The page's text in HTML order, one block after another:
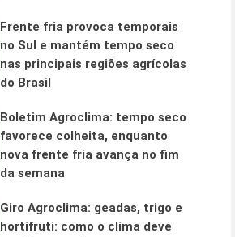
Frente fria provoca temporais
no Sul e mantém tempo seco
nas principais regiões agrícolas
do Brasil
Boletim Agroclima: tempo seco
favorece colheita, enquanto
nova frente fria avança no fim
da semana
Giro Agroclima: geadas, trigo e
hortifruti: como o clima deve